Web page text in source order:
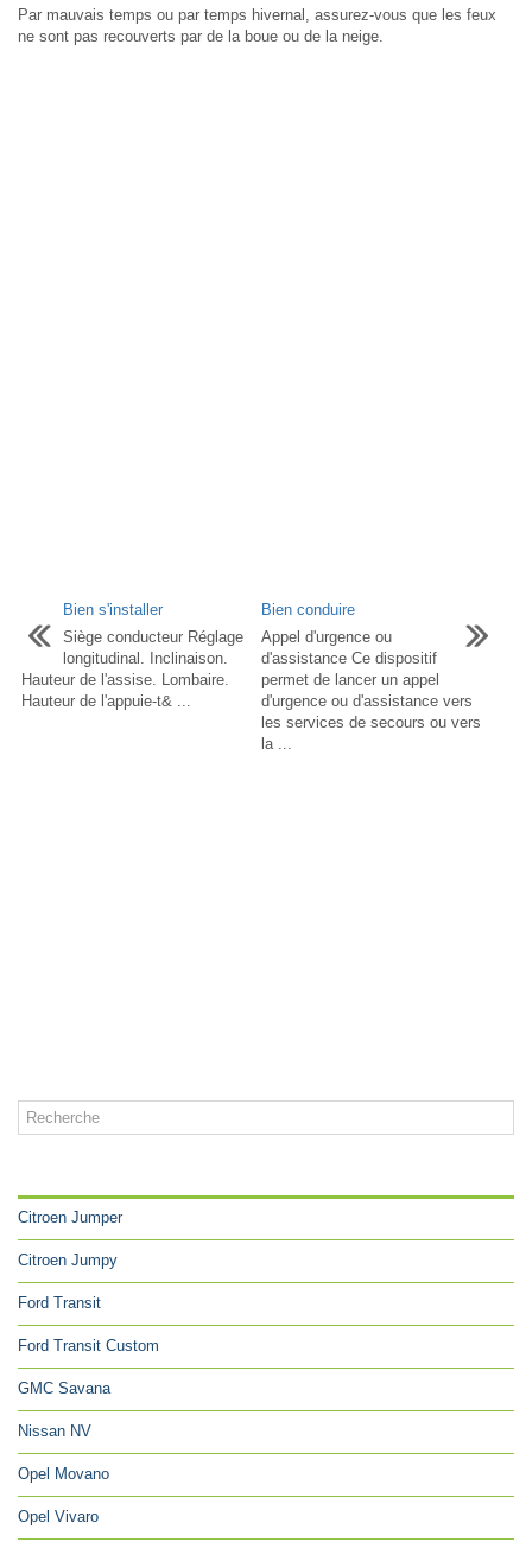
Par mauvais temps ou par temps hivernal, assurez-vous que les feux
ne sont pas recouverts par de la boue ou de la neige.
Bien s'installer
Siège conducteur Réglage
longitudinal. Inclinaison.
Hauteur de l'assise. Lombaire.
Hauteur de l'appuie-t& ...
Bien conduire
Appel d'urgence ou
d'assistance Ce dispositif
permet de lancer un appel
d'urgence ou d'assistance vers
les services de secours ou vers
la ...
Citroen Jumper
Citroen Jumpy
Ford Transit
Ford Transit Custom
GMC Savana
Nissan NV
Opel Movano
Opel Vivaro